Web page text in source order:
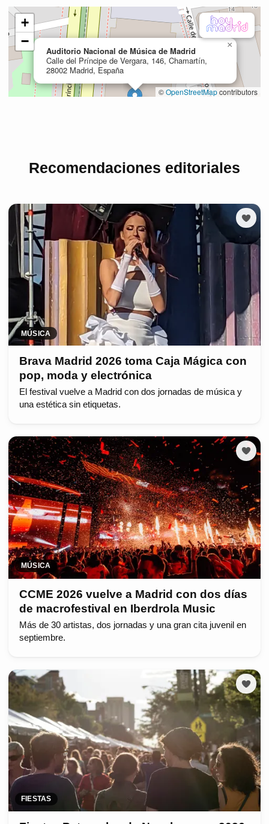
Recomendaciones editoriales
MÚSICA
Brava Madrid 2026 toma Caja Mágica con
pop, moda y electrónica
El festival vuelve a Madrid con dos jornadas de música y
una estética sin etiquetas.
MÚSICA
CCME 2026 vuelve a Madrid con dos días
de macrofestival en Iberdrola Music
Más de 30 artistas, dos jornadas y una gran cita juvenil en
septiembre.
FIESTAS